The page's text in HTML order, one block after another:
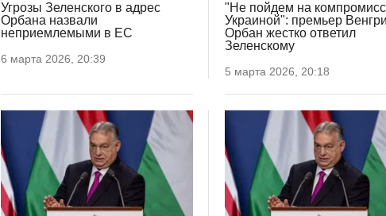
Угрозы Зеленского в адрес
Орбана назвали
неприемлемыми в ЕС
6 марта 2026, 20:39
"Не пойдем на
Украиной": премьер
Орбан жестко ответил
Зеленскому
5 марта 2026, 20:18